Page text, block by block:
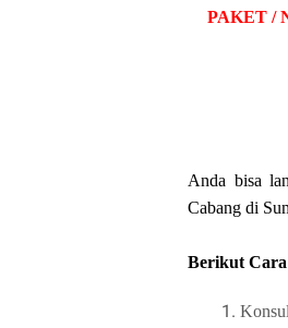
PAKET /
Anda bisa
Cabang di
Berikut Cara